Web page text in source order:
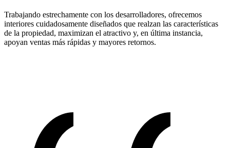
Trabajando estrechamente con los desarrolladores, ofrecemos
interiores cuidadosamente diseñados que realzan las características
de la propiedad, maximizan el atractivo y, en última instancia,
apoyan ventas más rápidas y mayores retornos.